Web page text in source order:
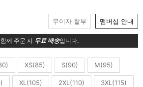
무이자 할부 맴버십 안내
께 주문 시 무료 배송입니다.
XS(85) S(90) M(95)
XL(105) 2XL(110) 3XL(115)